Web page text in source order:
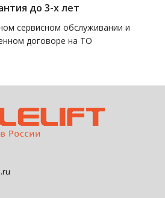
до 3-х лет
сервисном обслуживании и
договоре на ТО